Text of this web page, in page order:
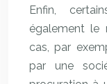
Enfin,
également le
cas, par
par une